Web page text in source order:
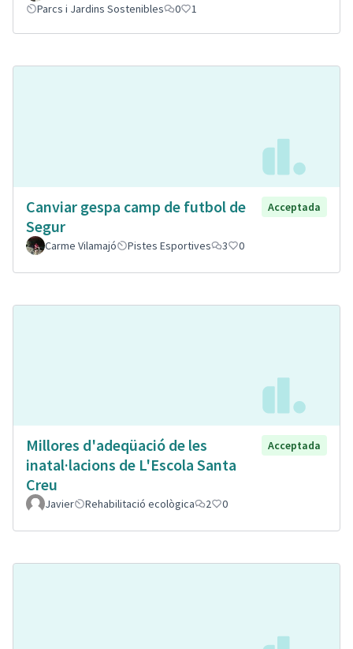
Parcs i Jardins Sostenibles
0 1
Canviar gespa camp de futbol de
Segur
Acceptada
Carme Vilamajó Pistes Esportives 3 0
Millores d'adeqüació de les
inatal·lacions de L'Escola Santa
Creu
Acceptada
Javier Rehabilitació ecològica 2 0